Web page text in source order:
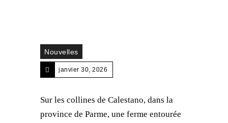
Nouvelles
janvier 30, 2026
Sur les collines de Calestano, dans la
province de Parme, une ferme entourée